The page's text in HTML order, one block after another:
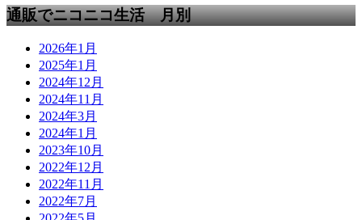
通販でニコニコ生活 月別
2026年1月
2025年1月
2024年12月
2024年11月
2024年3月
2024年1月
2023年10月
2022年12月
2022年11月
2022年7月